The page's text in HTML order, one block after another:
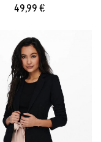
49,99 €